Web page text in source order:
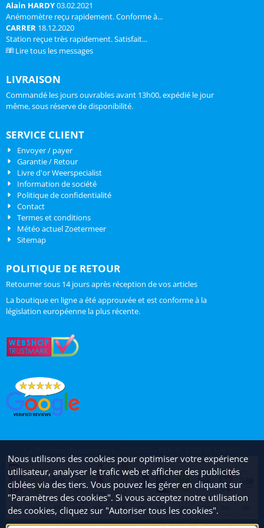
Alain HARDY03.02.2021
Anémomètre reçu rapidement. Conforme à...
CARRER 18.12.2020
Station reçue très rapidement. Satisfait...
Lire tous les messages
LIVRAISON
Commandé les jours ouvrables avant 13h00, expédié le jour
même, sous réserve de disponibilité.
SERVICE CLIENT
Envoyer / payer
Garantie / Retour
Livre d'or Weerspecialist
Information de société
Politique de confidentialité
Contact
Termes et conditions
Météo actuel Zoetermeer
Sitemap
POLITIQUE DE RETOUR
Retourner sous 14 jours après réception de vos articles
La boutique en ligne a été approuvée et est conforme à la
législation européenne la plus récente.
Nous utilisons des cookies pour optimiser votre expérience
utilisateur, analyser le trafic web et afficher des publicités
ciblées via des tiers. Vous pouvez les gérer en cliquant sur
"Paramètres des cookies". Si vous acceptez notre utilisation
des cookies, cliquez sur "Autoriser tous les cookies".